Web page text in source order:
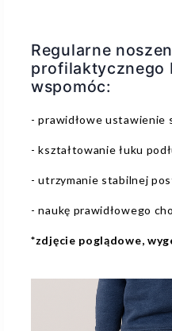
Regularne
profilaktycznego
wspomóc:
- prawidłowe ustawienie
- kształtowanie łuku
- utrzymanie stabilnej
- naukę prawidłowego
*zdjęcie poglądowe,